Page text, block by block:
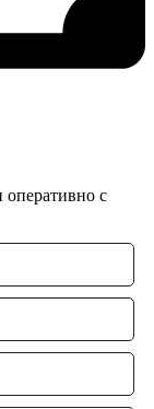
оперативно с